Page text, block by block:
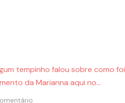
tempinho falou sobre como foi
da Marianna aqui no…